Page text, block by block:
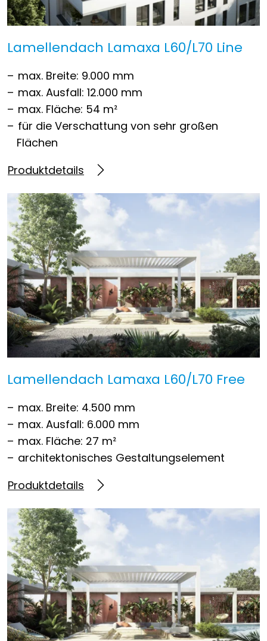
Lamellendach Lamaxa L60/L70 Line
max. Breite: 9.000 mm
max. Ausfall: 12.000 mm
max. Fläche: 54 m²
für die Verschattung von sehr großen
Flächen
Produktdetails
Lamellendach Lamaxa L60/L70 Free
max. Breite: 4.500 mm
max. Ausfall: 6.000 mm
max. Fläche: 27 m²
architektonisches Gestaltungselement
Produktdetails